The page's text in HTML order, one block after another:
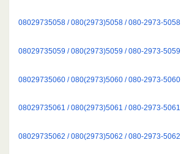
08029735058 / 080(2973)5058 / 080-2973-5058
08029735059 / 080(2973)5059 / 080-2973-5059
08029735060 / 080(2973)5060 / 080-2973-5060
08029735061 / 080(2973)5061 / 080-2973-5061
08029735062 / 080(2973)5062 / 080-2973-5062